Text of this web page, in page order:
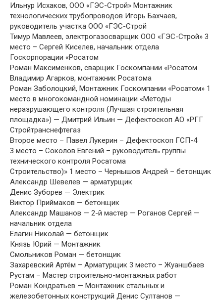
Ильнур Исхаков, ООО «ГЭС-Строй» Монтажник
технологических трубопроводов Игорь Бахчаев,
руководитель участка ООО «ГЭС-Строй
Тимур Мавлеев, электрогазосварщик ООО «ГЭС-Строй» 3
место – Сергей Киселев, начальник отдела
Госкорпорации «Росатом
Роман Максименков, сварщик Госкомпании «Росатом
Владимир Агарков, монтажник Росатома
Роман Заболоцкий, Монтажник Госкомпании «Росатом» 1
место в многокомандной номинации «Методы
неразрушающего контроля (Лучшая строительная
площадка») — Дмитрий Ильин — Дефектоскоп АО «РГГ
Стройтранснефтегаз
Второе место – Павел Лукерин – Дефектоскоп ГСП-4
3 место – Соколов Евгений – руководитель группы
технического контроля Росатома
Строительство)» 1 место – Чернышов Андрей – бетонщик
Александр Шевелев — арматурщик
Денис Зуборев — Электрик
Виктор Приймаков — бетонщик
Александр Машанов — 2-й мастер — Роганов Сергей —
начальник отдела
Елагин Николай — бетонщик
Князь Юрий — Монтажник
Смольников Роман — бетонщик
Захаревский Артём – Арматурщик 3 место – Жуаншбаев
Рустам – Мастер строительно-монтажных работ
Роман Кондратьев — Монтажник стальных и
железобетонных конструкций Денис Султанов —